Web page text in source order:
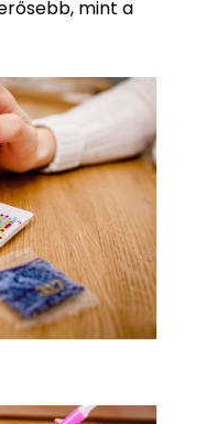
mint a